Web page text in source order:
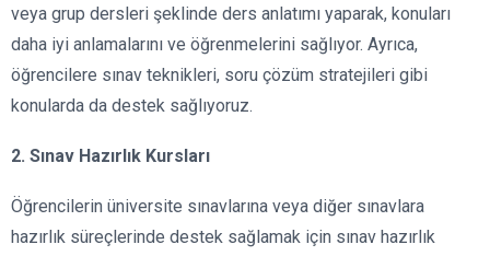
veya grup dersleri şeklinde ders anlatımı yaparak, konuları
daha iyi anlamalarını ve öğrenmelerini sağlıyor. Ayrıca,
öğrencilere sınav teknikleri, soru çözüm stratejileri gibi
konularda da destek sağlıyoruz.
2. Sınav Hazırlık Kursları
Öğrencilerin üniversite sınavlarına veya diğer sınavlara
hazırlık süreçlerinde destek sağlamak için sınav hazırlık